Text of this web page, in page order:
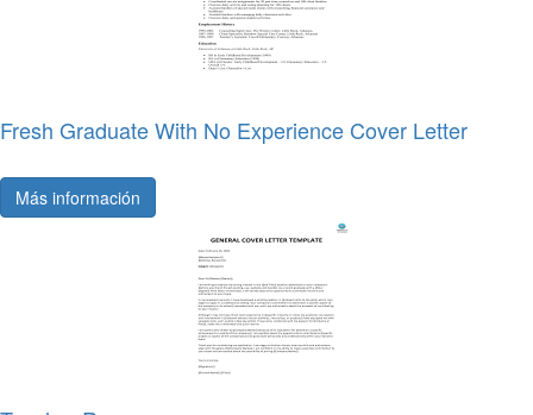
Fresh Graduate With No Experience Cover Letter
Más información